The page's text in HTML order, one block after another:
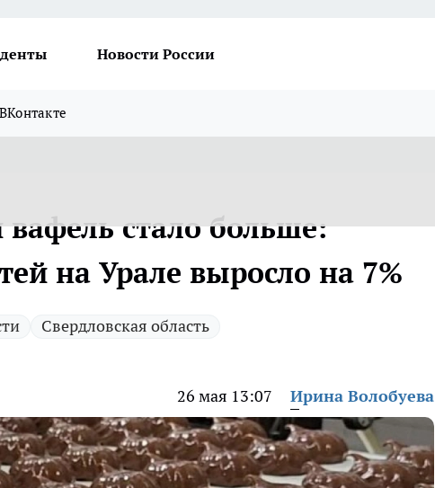
Новости России
стало больше:
на Урале выросло на 7%
Свердловская область
26 мая 13:07 Ирина Волобуева